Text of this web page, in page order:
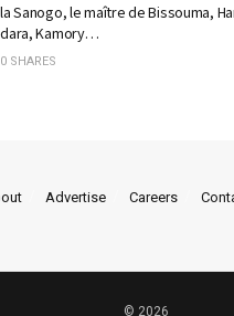
Sanogo, le maître de Bissouma,
Kamory…
0 SHARES
Advertise Careers
© 2026